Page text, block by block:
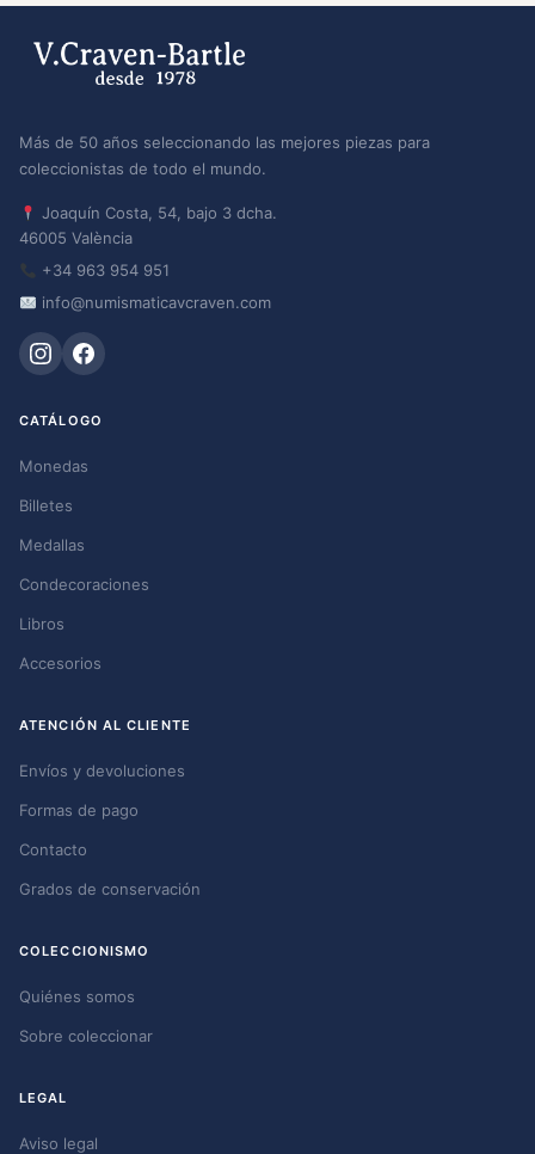
Más de 50 años seleccionando las mejores piezas para
coleccionistas de todo el mundo.
Joaquín Costa, 54, bajo 3 dcha.
46005 València
+34 963 954 951
info@numismaticavcraven.com
CATÁLOGO
Monedas
Billetes
Medallas
Condecoraciones
Libros
Accesorios
ATENCIÓN AL CLIENTE
Envíos y devoluciones
Formas de pago
Contacto
Grados de conservación
COLECCIONISMO
Quiénes somos
Sobre coleccionar
LEGAL
Aviso legal